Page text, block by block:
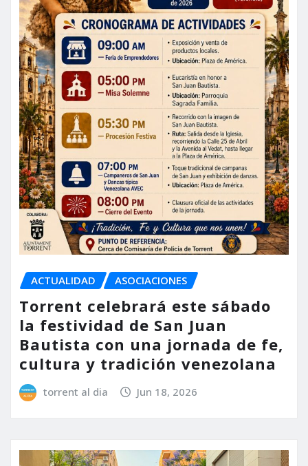
ACTUALIDAD ASOCIACIONES
Torrent celebrará este sábado
la festividad de San Juan
Bautista con una jornada de fe,
cultura y tradición venezolana
torrent al dia Jun 18, 2026